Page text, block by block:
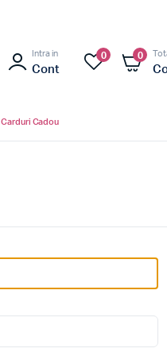
Intra in
Cont
0 0
Carduri Cadou